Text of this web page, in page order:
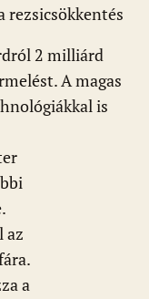
rezsicsökkentés
2 milliárd
A magas
is
az
a